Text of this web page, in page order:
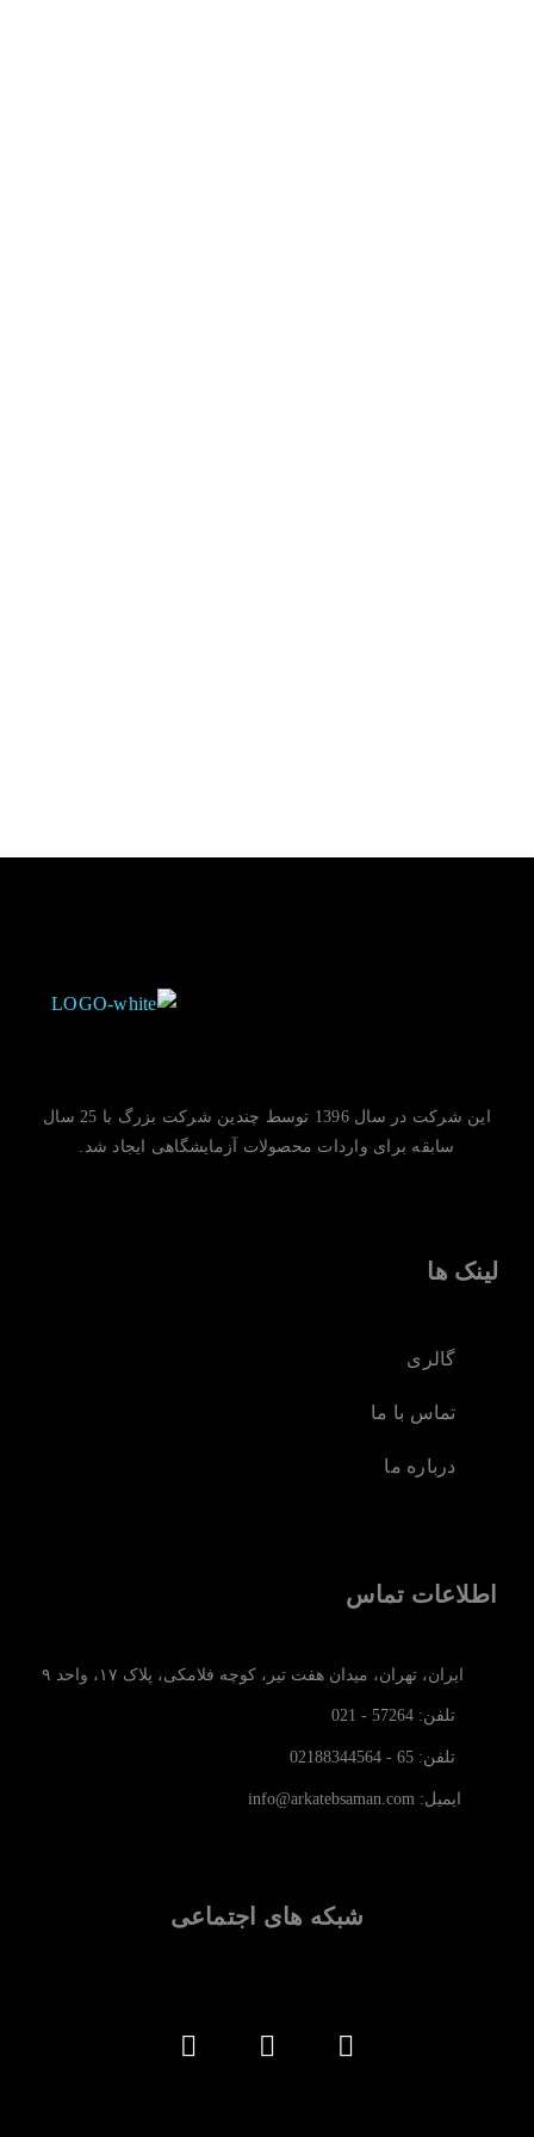
این شرکت در سال 1396 توسط چندین شرکت بزرگ با 25 سال
سابقه برای واردات محصولات آزمایشگاهی ایجاد شد.
لینک ها
گالری
تماس با ما
درباره ما
اطلاعات تماس
ایران، تهران، میدان هفت تیر، کوچه فلامکی، پلاک ۱۷، واحد ۹
تلفن: 57264 - 021
تلفن: 65 - 02188344564
ایمیل: info@arkatebsaman.com
شبکه های اجتماعی